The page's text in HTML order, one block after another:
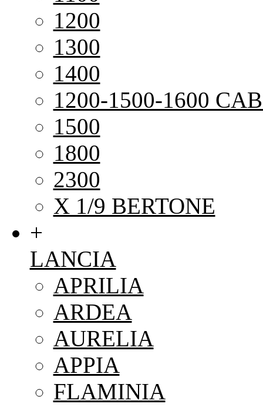
1200
1300
1400
1200-1500-1600
1500
1800
2300
X 1/9 BERTONE
+
LANCIA
APRILIA
ARDEA
AURELIA
APPIA
FLAMINIA